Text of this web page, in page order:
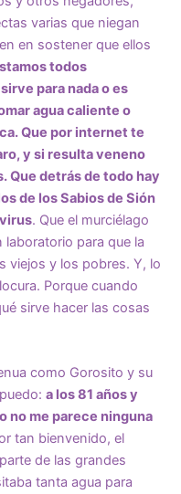
varias que niegan
en sostener que ellos
todos
para nada o es
agua caliente o
Que por internet te
y si resulta veneno
Que detrás de todo hay
de los Sabios de Sión
. Que el murciélago
para que la
viejos y los pobres. Y, lo
Porque cuando
sirve hacer las cosas
como Gorosito y su
a los 81 años y
no me parece ninguna
tan bienvenido, el
de las grandes
tanta agua para